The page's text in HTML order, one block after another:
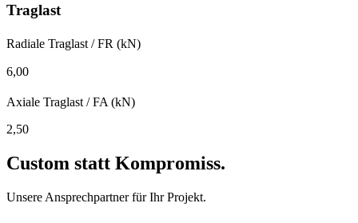
Traglast
Radiale Traglast / FR (kN)
6,00
Axiale Traglast / FA (kN)
2,50
Custom statt Kompromiss.
Unsere Ansprechpartner für Ihr Projekt.